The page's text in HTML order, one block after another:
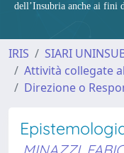
dell’Insubria anche ai fini
IRIS
SIARI
Attività collegate
Direzione o